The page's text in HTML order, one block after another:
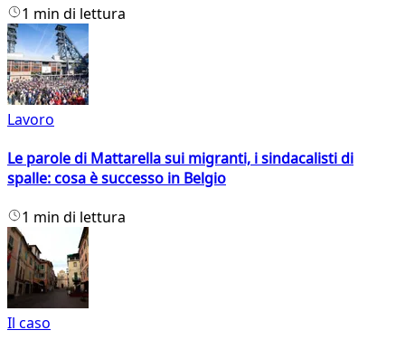
1 min di lettura
Lavoro
Le parole di Mattarella sui migranti, i sindacalisti di
spalle: cosa è successo in Belgio
1 min di lettura
Il caso